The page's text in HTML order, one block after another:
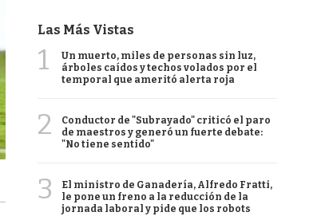
Las Más Vistas
1
Un muerto, miles de personas sin luz,
árboles caídos y techos volados por el
temporal que ameritó alerta roja
2
Conductor de "Subrayado" criticó el paro
de maestros y generó un fuerte debate:
"No tiene sentido"
3
El ministro de Ganadería, Alfredo Fratti,
le pone un freno a la reducción de la
jornada laboral y pide que los robots